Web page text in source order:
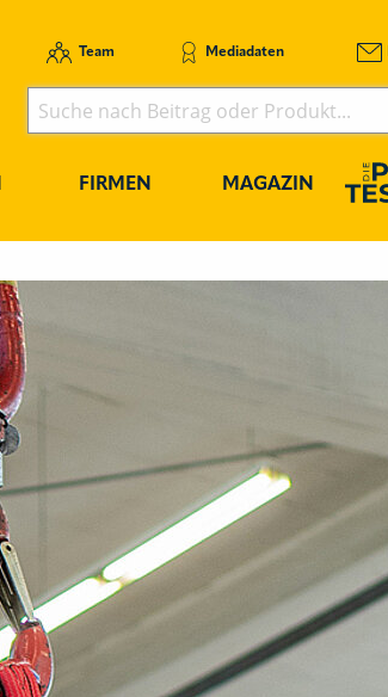
Team Mediadaten
FIRMEN MAGAZIN